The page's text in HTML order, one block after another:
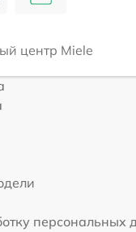
центр Miele
персональных